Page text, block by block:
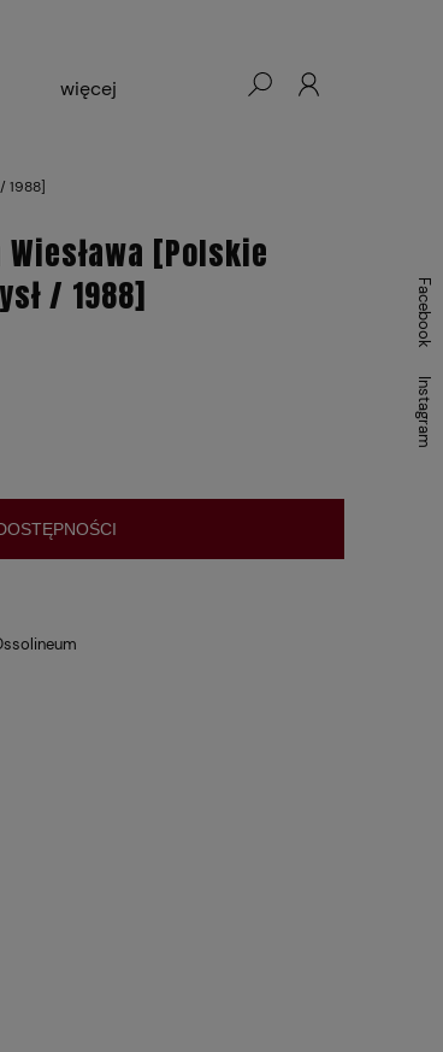
więcej
1988]
[Polskie
/ 1988]
Facebook
Instagram